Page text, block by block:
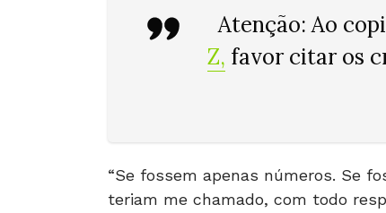
Atenção: Ao
Z, favor citar os
“Se fossem apenas números. Se
teriam me chamado, com todo